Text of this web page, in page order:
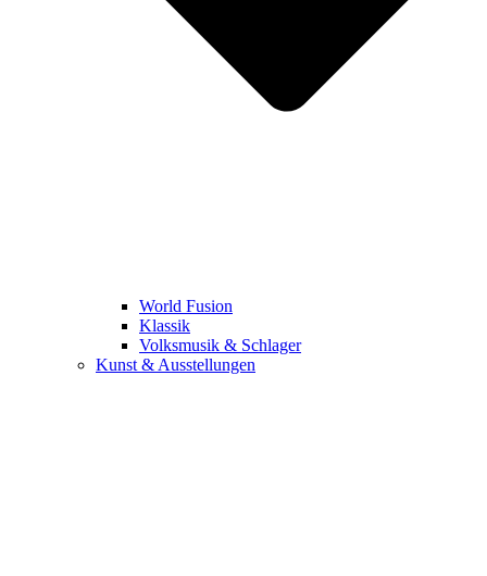
World Fusion
Klassik
Volksmusik & Schlager
Kunst & Ausstellungen